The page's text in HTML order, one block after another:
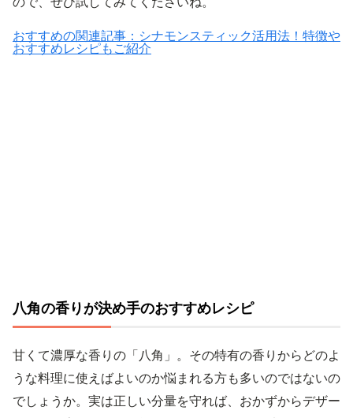
おすすめの関連記事：シナモンスティック活用法！特徴や
おすすめレシピもご紹介
八角の香りが決め手のおすすめレシピ
甘くて濃厚な香りの「八角」。その特有の香りからどのよ
うな料理に使えばよいのか悩まれる方も多いのではないの
でしょうか。実は正しい分量を守れば、おかずからデザー